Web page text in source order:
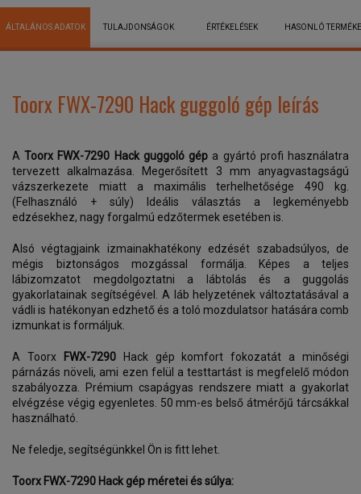
ÁLTALÁNOS ADATOK TULAJDONSÁGOK ÉRTÉKELÉSEK HASONLÓ
Toorx FWX-7290 Hack guggoló gép leírás
A Toorx FWX-7290 Hack guggoló gép a gyártó profi használatra
tervezett alkalmazása. Megerősített 3 mm anyagvastagságú
vázszerkezete miatt a maximális terhelhetősége 490 kg.
(Felhasználó + súly) Ideális választás a legkeményebb
edzésekhez, nagy forgalmú edzőtermek esetében is.
Alsó végtagjaink izmainakhatékony edzését szabadsúlyos, de
mégis biztonságos mozgással formálja. Képes a teljes
lábizomzatot megdolgoztatni a lábtolás és a guggolás
gyakorlatainak segítségével. A láb helyzetének változtatásával a
vádli is hatékonyan edzhető és a toló mozdulatsor hatására comb
izmunkat is formáljuk.
A Toorx FWX-7290
Hack gép komfort fokozatát a minőségi
párnázás növeli, ami ezen felül a testtartást is megfelelő módon
szabályozza. Prémium csapágyas rendszere miatt a gyakorlat
elvégzése végig egyenletes. 50 mm-es belső átmérőjű tárcsákkal
használható.
Ne feledje, segítségünkkel Ön is fitt lehet.
Toorx FWX-7290 Hack gép méretei és súlya: